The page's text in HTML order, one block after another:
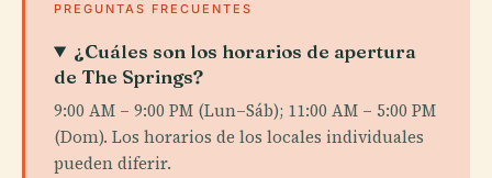
PREGUNTAS FRECUENTES
¿Cuáles son los horarios de apertura
de The Springs?
9:00 AM – 9:00 PM (Lun–Sáb); 11:00 AM – 5:00 PM
(Dom). Los horarios de los locales individuales
pueden diferir.